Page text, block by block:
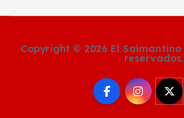
Copyright © 2026 El
reservados.